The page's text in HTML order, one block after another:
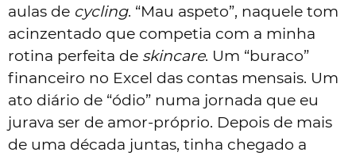
aulas de cycling. “Mau aspeto”, naquele tom
acinzentado que competia com a minha
rotina perfeita de skincare. Um “buraco”
financeiro no Excel das contas mensais. Um
ato diário de “ódio” numa jornada que eu
jurava ser de amor-próprio. Depois de mais
de uma década juntas, tinha chegado a